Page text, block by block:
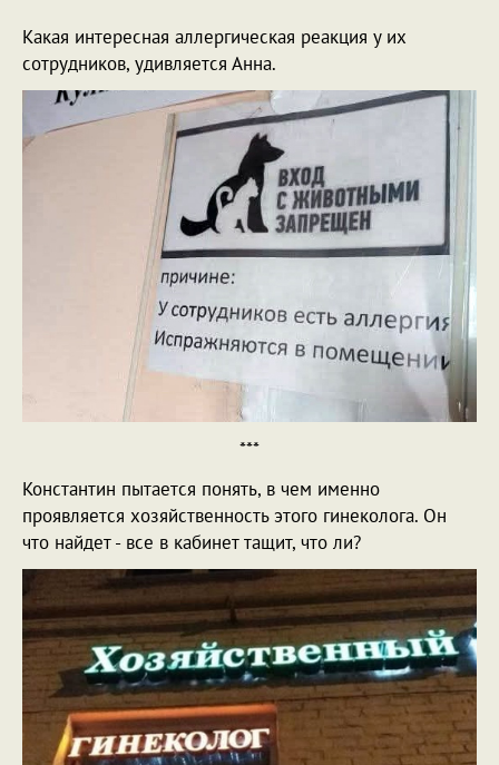
Какая интересная аллергическая реакция у их
сотрудников, удивляется Анна.
***
Константин пытается понять, в чем именно
проявляется хозяйственность этого гинеколога. Он
что найдет - все в кабинет тащит, что ли?